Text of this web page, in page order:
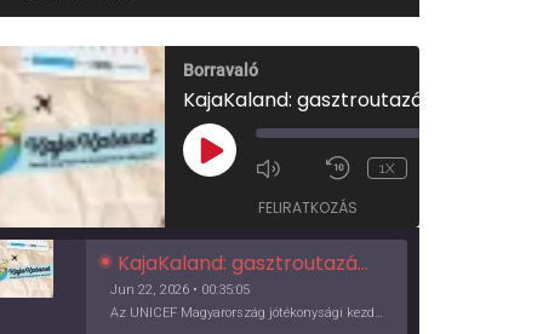
Borravaló
PLAY
EPISODE
1X
FELIRATKOZÁS
KajaKaland: gasztroutazás a föld körül
Jun 22, 2026 • 00:35:05
Az UNICEF Magyarország jótékonysági kezdeményezése izgalmas, egész éves világkörüli ízutazásra hív, igazi családi program és gasztroedukáció, illetve segítség a rászorulóknak is egyben.